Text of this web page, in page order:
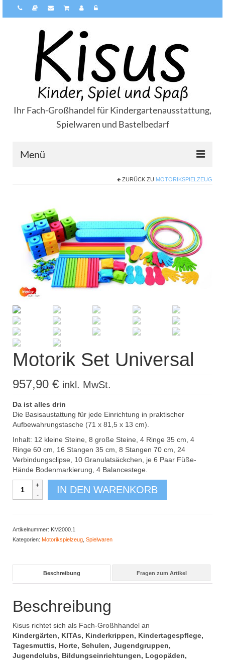
Ihr Fach-Großhandel für Kindergartenausstattung,
Spielwaren und Bastelbedarf
Menü
Versandarten
Kisus Katalog anfordern
Newsletter
Kontakt
Log In / Mein Konto
Products
search
ZURÜCK ZU MOTORIKSPIELZEUG
Motorik Set Universal
957,90 € inkl. MwSt.
Da ist alles drin
Die Basisaustattung für jede Einrichtung in praktischer
Aufbewahrungstasche (71 x 81,5 x 13 cm).
Inhalt: 12 kleine Steine, 8 große Steine, 4 Ringe 35 cm, 4
Ringe 60 cm, 16 Stangen 35 cm, 8 Stangen 70 cm, 24
Verbindungsclipse, 10 Granulatsäckchen, je 6 Paar Füße-
Hände Bodenmarkierung, 4 Balancestege.
Motorik
Set
IN DEN WARENKORB
Artikelnummer: KM2000.1
Kategorien: Motorikspielzeug Spielwaren
Beschreibung Fragen zum Artikel
Beschreibung
Kisus richtet sich als Fach-Großhhandel an
Kindergärten, KITAs, Kinderkrippen, Kindertagespflege,
Tagesmuttis, Horte, Schulen, Jugendgruppen,
Jugendclubs, Bildungseinrichtungen, Logopäden,